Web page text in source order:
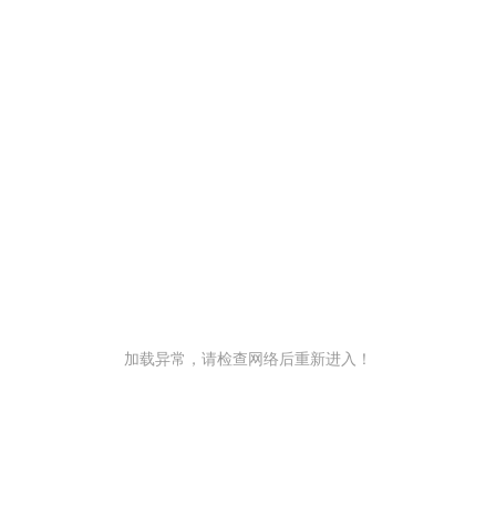
加载异常，请检查网络后重新进入！